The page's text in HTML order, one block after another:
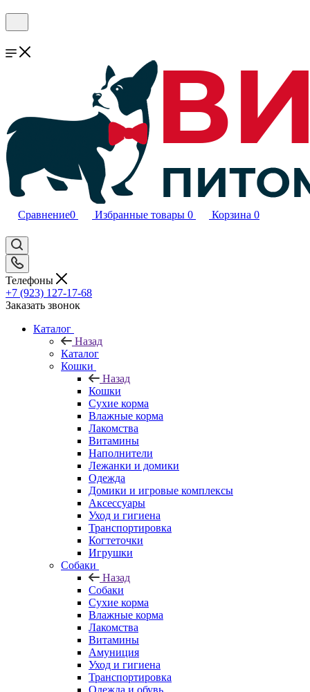
Сравнение0 Избранные товары 0 Корзина 0
Телефоны
+7 (923) 127-17-68
Заказать звонок
Каталог
Назад
Каталог
Кошки
Назад
Кошки
Сухие корма
Влажные корма
Лакомства
Витамины
Наполнители
Лежанки и домики
Одежда
Домики и игровые комплексы
Аксессуары
Уход и гигиена
Транспортировка
Когтеточки
Игрушки
Собаки
Назад
Собаки
Сухие корма
Влажные корма
Лакомства
Витамины
Амуниция
Уход и гигиена
Транспортировка
Одежда и обувь